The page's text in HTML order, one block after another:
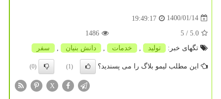
1400/01/14
19:49:17
5.0
/ 5
1486
تگهای خبر:
تولید خدمات دانش بنیان سفر
این مطلب لیمو بلاگ را می پسندید؟ (1)
(0)
X